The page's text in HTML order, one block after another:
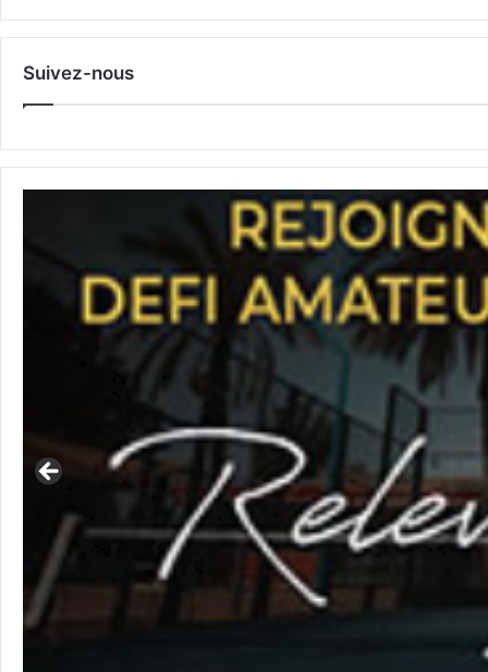
Suivez-nous